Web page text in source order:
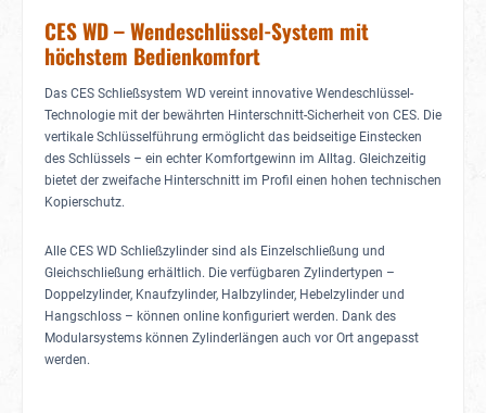
CES WD – Wendeschlüssel-System mit
höchstem Bedienkomfort
Das CES Schließsystem WD vereint innovative Wendeschlüssel-
Technologie mit der bewährten Hinterschnitt-Sicherheit von CES. Die
vertikale Schlüsselführung ermöglicht das beidseitige Einstecken
des Schlüssels – ein echter Komfortgewinn im Alltag. Gleichzeitig
bietet der zweifache Hinterschnitt im Profil einen hohen technischen
Kopierschutz.
Alle CES WD Schließzylinder sind als Einzelschließung und
Gleichschließung erhältlich. Die verfügbaren Zylindertypen –
Doppelzylinder, Knaufzylinder, Halbzylinder, Hebelzylinder und
Hangschloss – können online konfiguriert werden. Dank des
Modularsystems können Zylinderlängen auch vor Ort angepasst
werden.